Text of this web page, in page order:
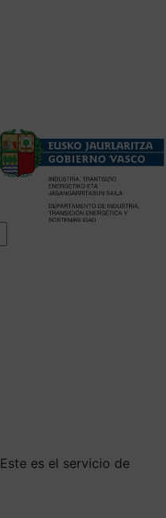
Este es el servicio de